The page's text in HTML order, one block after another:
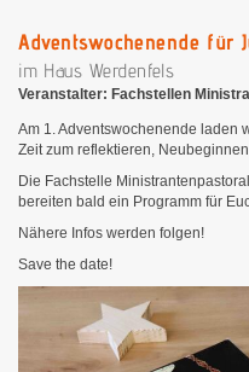
Adventswochenende für
im Haus Werdenfels
Veranstalter: Fachstellen
Am 1. Adventswochenende laden
Zeit zum reflektieren,
Die Fachstelle
bereiten bald ein Programm für
Nähere Infos werden folgen!
Save the date!